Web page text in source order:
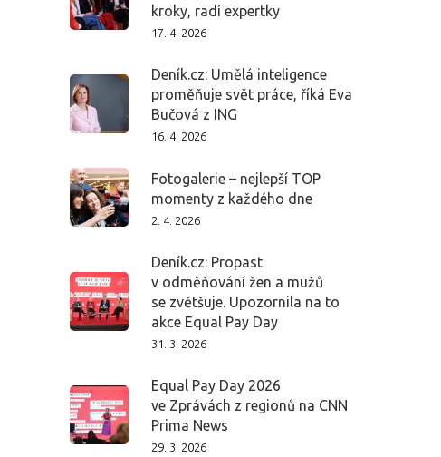
kroky, radí expertky
17. 4. 2026
Deník.cz: Umělá inteligence
proměňuje svět práce, říká Eva
Bučová z ING
16. 4. 2026
Fotogalerie – nejlepší TOP
momenty z každého dne
2. 4. 2026
Deník.cz: Propast
v odměňování žen a mužů
se zvětšuje. Upozornila na to
akce Equal Pay Day
31. 3. 2026
Equal Pay Day 2026
ve Zprávách z regionů na CNN
Prima News
29. 3. 2026